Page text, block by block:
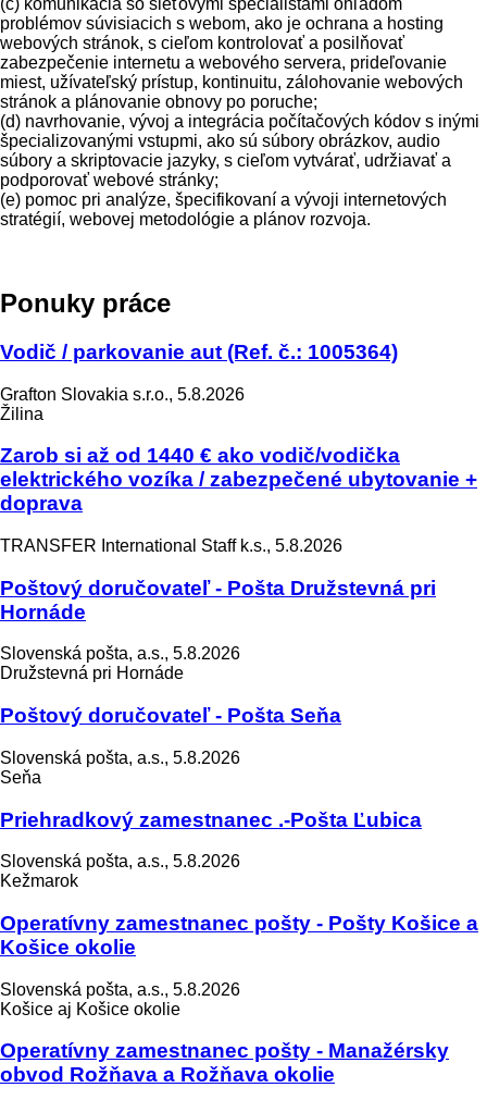
(c) komunikácia so sieťovými špecialistami ohľadom
problémov súvisiacich s webom, ako je ochrana a hosting
webových stránok, s cieľom kontrolovať a posilňovať
zabezpečenie internetu a webového servera, prideľovanie
miest, užívateľský prístup, kontinuitu, zálohovanie webových
stránok a plánovanie obnovy po poruche;
(d) navrhovanie, vývoj a integrácia počítačových kódov s inými
špecializovanými vstupmi, ako sú súbory obrázkov, audio
súbory a skriptovacie jazyky, s cieľom vytvárať, udržiavať a
podporovať webové stránky;
(e) pomoc pri analýze, špecifikovaní a vývoji internetových
stratégií, webovej metodológie a plánov rozvoja.
Ponuky práce
Vodič / parkovanie aut (Ref. č.: 1005364)
Grafton Slovakia s.r.o., 5.8.2026
Žilina
Zarob si až od 1440 € ako vodič/vodička
elektrického vozíka / zabezpečené ubytovanie +
doprava
TRANSFER International Staff k.s., 5.8.2026
Poštový doručovateľ - Pošta Družstevná pri
Hornáde
Slovenská pošta, a.s., 5.8.2026
Družstevná pri Hornáde
Poštový doručovateľ - Pošta Seňa
Slovenská pošta, a.s., 5.8.2026
Seňa
Priehradkový zamestnanec .-Pošta Ľubica
Slovenská pošta, a.s., 5.8.2026
Kežmarok
Operatívny zamestnanec pošty - Pošty Košice a
Košice okolie
Slovenská pošta, a.s., 5.8.2026
Košice aj Košice okolie
Operatívny zamestnanec pošty - Manažérsky
obvod Rožňava a Rožňava okolie